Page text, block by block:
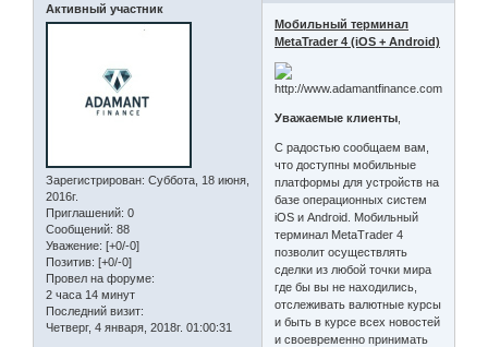
Активный участник
Зарегистрирован: Суббота, 18 июня,
2016г.
Приглашений: 0
Сообщений: 88
Уважение: [+0/-0]
Позитив: [+0/-0]
Провел на форуме:
2 часа 14 минут
Последний визит:
Четверг, 4 января, 2018г. 01:00:31
Мобильный терминал
MetaTrader 4 (iOS + Android)
Уважаемые клиенты
С радостью сообщаем вам,
что доступны мобильные
платформы для устройств на
базе операционных систем
iOS и Android. Мобильный
терминал MetaTrader 4
позволит осуществлять
сделки из любой точки мира
где бы вы не находились,
отслеживать валютные курсы
и быть в курсе всех новостей
и своевременно принимать